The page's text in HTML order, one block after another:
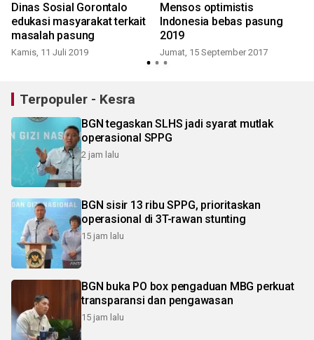
Dinas Sosial Gorontalo
edukasi masyarakat terkait
masalah pasung
Kamis, 11 Juli 2019
Mensos optimistis
Indonesia bebas pasung
2019
Jumat, 15 September 2017
Terpopuler - Kesra
BGN tegaskan SLHS jadi syarat mutlak
operasional SPPG
2 jam lalu
BGN sisir 13 ribu SPPG, prioritaskan
operasional di 3T-rawan stunting
15 jam lalu
BGN buka PO box pengaduan MBG perkuat
transparansi dan pengawasan
15 jam lalu